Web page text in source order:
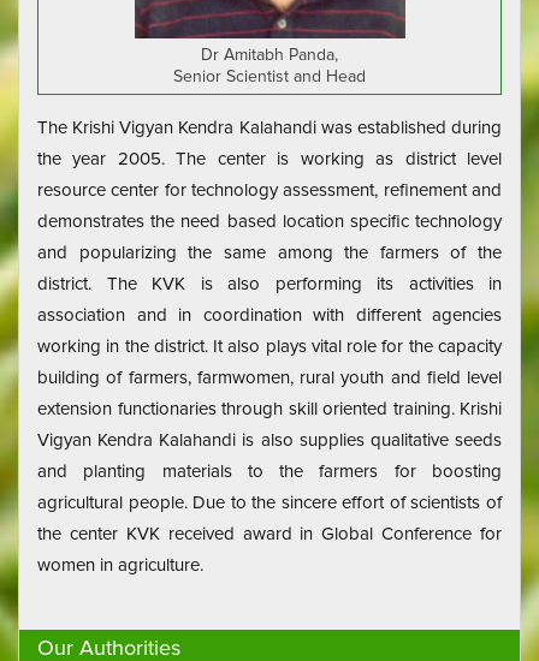
Dr Amitabh Panda,
Senior Scientist and Head
The Krishi Vigyan Kendra Kalahandi was established during
the year 2005. The center is working as district level
resource center for technology assessment, refinement and
demonstrates the need based location specific technology
and popularizing the same among the farmers of the
district. The KVK is also performing its activities in
association and in coordination with different agencies
working in the district. It also plays vital role for the capacity
building of farmers, farmwomen, rural youth and field level
extension functionaries through skill oriented training. Krishi
Vigyan Kendra Kalahandi is also supplies qualitative seeds
and planting materials to the farmers for boosting
agricultural people. Due to the sincere effort of scientists of
the center KVK received award in Global Conference for
women in agriculture.
Our Authorities